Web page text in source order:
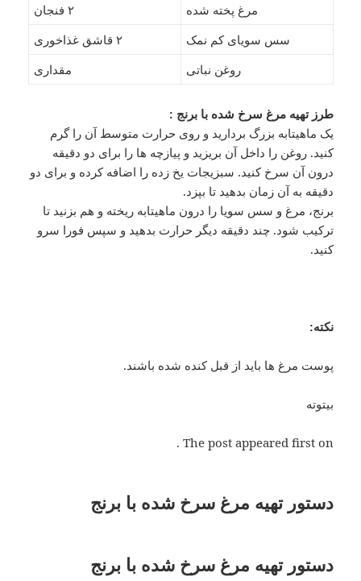
مرغ پخته شده
۲ فنجان
سس سویای کم نمک
۲ قاشق غذاخوری
روغن نباتی
مقداری
طرز تهیه مرغ سرخ شده با برنج :
یک ماهیتابه بزرگ بردارید و روی حرارت متوسط آن را گرم
کنید. روغن را داخل آن بریزید و پیازچه ها را برای دو دقیقه
درون آن سرخ کنید. سبزیجات یخ زده را اضافه کرده و برای دو
دقیقه به آن زمان بدهید تا بپزد.
برنج، مرغ و سس سویا را درون ماهیتابه ریخته و هم بزنید تا
ترکیب شود. چند دقیقه دیگر حرارت بدهید و سپس فورا سرو
کنید.
نکته:
پوست مرغ ها باید از قبل کنده شده باشند.
بیتوته
The post appeared first on .
دستور تهیه مرغ سرخ شده با برنج
دستور تهیه مرغ سرخ شده با برنج